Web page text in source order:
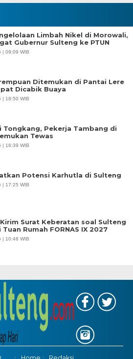
Limbah Nikel di Morowali,
Gubernur Sulteng ke PTUN
| 09:09 WIB
Ditemukan di Pantai Lere
Dicabik Buaya
| 18:50 WIB
Tongkang, Pekerja Tambang di
Tewas
| 16:39 WIB
Potensi Karhutla di Sulteng
| 17:25 WIB
Surat Keberatan soal Sulteng
Rumah FORNAS IX 2027
| 10:48 WIB